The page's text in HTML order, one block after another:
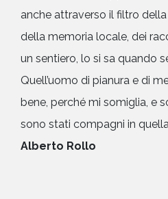
anche attraverso il filtro
della memoria locale, dei
un sentiero, lo si sa quando
Quell’uomo di pianura e di
bene, perché mi somiglia, e
sono stati compagni in
Alberto Rollo